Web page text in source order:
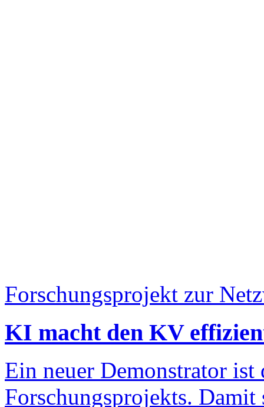
Forschungsprojekt zur
KI macht den KV
Ein neuer Demonstrator ist
Forschungsprojekts.